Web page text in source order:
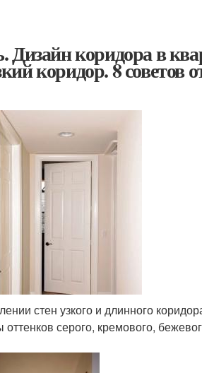
Дизайн коридора в
коридор. 8 советов
стен узкого и длинного
серого, кремового,